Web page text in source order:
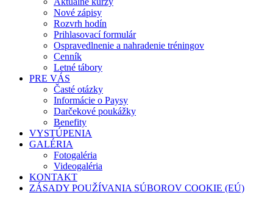
Nové zápisy
Rozvrh hodín
Prihlasovací formulár
Ospravedlnenie a nahradenie tréningov
Cenník
Letné tábory
PRE VÁS
Časté otázky
Informácie o Paysy
Darčekové poukážky
Benefity
VYSTÚPENIA
GALÉRIA
Fotogaléria
Videogaléria
KONTAKT
ZÁSADY POUŽÍVANIA SÚBOROV COOKIE (EÚ)